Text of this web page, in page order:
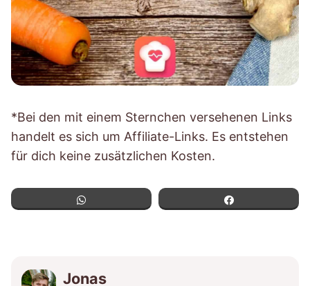
*Bei den mit einem Sternchen versehenen Links
handelt es sich um Affiliate-Links. Es entstehen
für dich keine zusätzlichen Kosten.
Jonas